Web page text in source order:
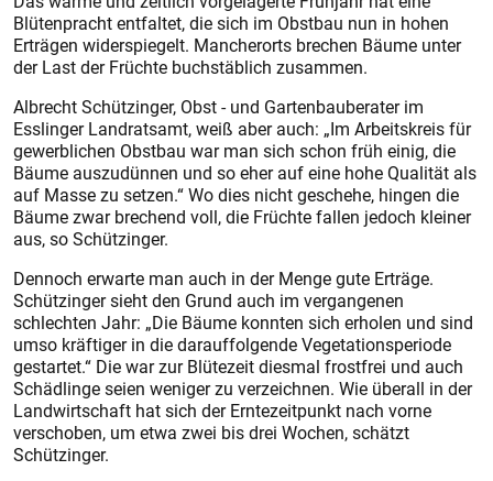
Blütenpracht entfaltet, die sich im Obstbau nun in hohen
Erträgen widerspiegelt. Mancherorts brechen Bäume unter
der Last der Früchte buchstäblich zusammen.
Albrecht Schützinger, Obst - und Gartenbauberater im
Esslinger Landratsamt, weiß aber auch: „Im Arbeitskreis für
gewerblichen Obstbau war man sich schon früh einig, die
Bäume auszudünnen und so eher auf eine hohe Qualität als
auf Masse zu setzen.“ Wo dies nicht geschehe, hingen die
Bäume zwar brechend voll, die Früchte fallen jedoch kleiner
aus, so Schützinger.
Dennoch erwarte man auch in der Menge gute Erträge.
Schützinger sieht den Grund auch im vergangenen
schlechten Jahr: „Die Bäume konnten sich erholen und sind
umso kräftiger in die darauffolgende Vegetationsperiode
gestartet.“ Die war zur Blütezeit diesmal frostfrei und auch
Schädlinge seien weniger zu verzeichnen. Wie überall in der
Landwirtschaft hat sich der Erntezeitpunkt nach vorne
verschoben, um etwa zwei bis drei Wochen, schätzt
Schützinger.